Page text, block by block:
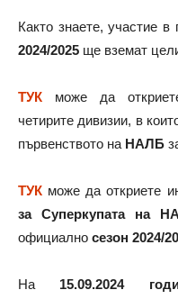
Както знаете, участие в
2024/2025 ще вземат
ТУК може да
четирите дивизии, в
първенството на НАЛБ
ТУК може да откриете
за Суперкупата на
официално сезон 2024/
На 15.09.2024